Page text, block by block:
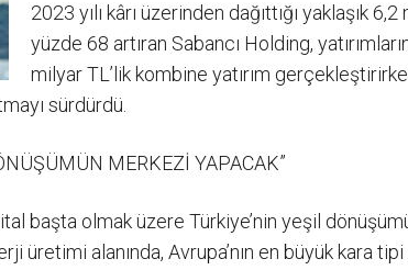
2023 yılı kârı üzerinden dağıttığı yaklaşık
yüzde 68 artıran Sabancı Holding,
milyar TL’lik kombine yatırım
sürdürdü.
MERKEZİ YAPACAK”
başta olmak üzere Türkiye’nin yeşil
üretimi alanında, Avrupa’nın en büyük kara